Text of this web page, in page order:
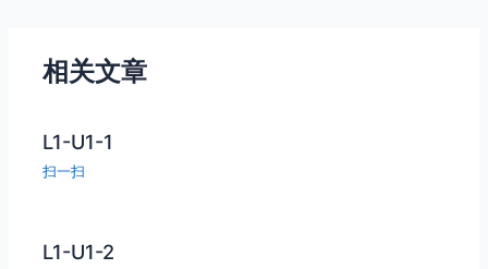
航
相关文章
L1-U1-1
扫一扫
L1-U1-2